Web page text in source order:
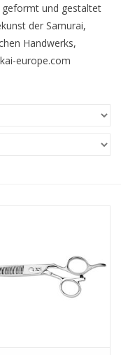
geformt und gestaltet
der Samurai,
Handwerks,
europe.com